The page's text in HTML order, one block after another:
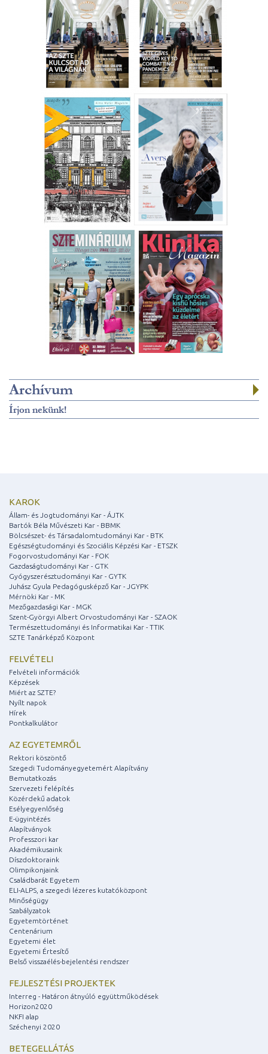
Archívum
Írjon nekünk!
KAROK
Állam- és Jogtudományi Kar - ÁJTK
Bartók Béla Művészeti Kar - BBMK
Bölcsészet- és Társadalomtudományi Kar - BTK
Egészségtudományi és Szociális Képzési Kar - ETSZK
Fogorvostudományi Kar - FOK
Gazdaságtudományi Kar - GTK
Gyógyszerésztudományi Kar - GYTK
Juhász Gyula Pedagógusképző Kar - JGYPK
Mérnöki Kar - MK
Mezőgazdasági Kar - MGK
Szent-Györgyi Albert Orvostudományi Kar - SZAOK
Természettudományi és Informatikai Kar - TTIK
SZTE Tanárképző Központ
FELVÉTELI
Felvételi információk
Képzések
Miért az SZTE?
Nyílt napok
Hírek
Pontkalkulátor
AZ EGYETEMRŐL
Rektori köszöntő
Szegedi Tudományegyetemért Alapítvány
Bemutatkozás
Szervezeti felépítés
Közérdekű adatok
Esélyegyenlőség
E-ügyintézés
Alapítványok
Professzori kar
Akadémikusaink
Díszdoktoraink
Olimpikonjaink
Családbarát Egyetem
ELI-ALPS, a szegedi lézeres kutatóközpont
Minőségügy
Szabályzatok
Egyetemtörténet
Centenárium
Egyetemi élet
Egyetemi Értesítő
Belső visszaélés-bejelentési rendszer
FEJLESZTÉSI PROJEKTEK
Interreg - Határon átnyúló együttműködések
Horizon2020
NKFI alap
Széchenyi 2020
BETEGELLÁTÁS